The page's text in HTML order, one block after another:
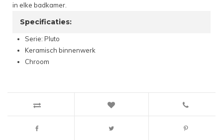
in elke badkamer.
Specificaties:
Serie: Pluto
Keramisch binnenwerk
Chroom